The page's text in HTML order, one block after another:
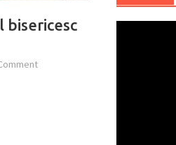
bisericesc